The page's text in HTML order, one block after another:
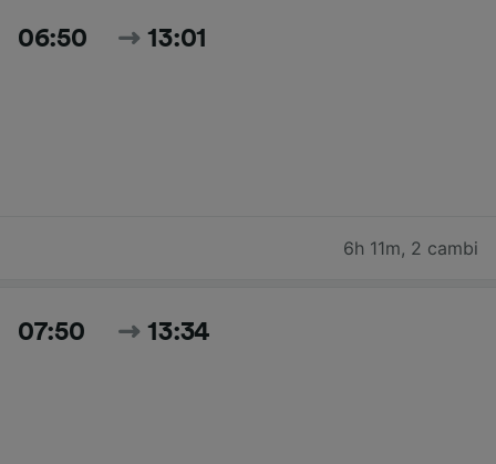
06:50 13:01
6h 11m, 2 cambi
07:50 13:34